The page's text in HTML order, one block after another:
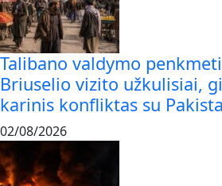
Talibano valdymo
Briuselio vizito užkulisiai,
karinis konfliktas su
02/08/2026